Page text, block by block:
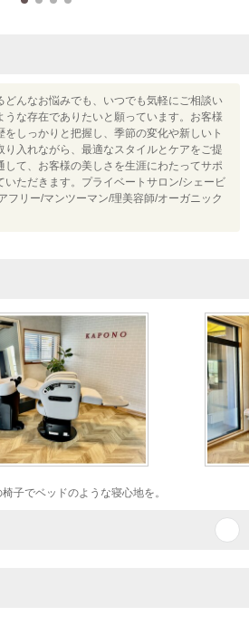
どんなお悩みでも、いつでも気軽にご相談い
うな存在でありたいと願っています。お客様
をしっかりと把握し、季節の変化や新しいト
り入れながら、最適なスタイルとケアをご提
して、お客様の美しさを生涯にわたってサポ
いただきます。プライベートサロン/シェービ
フリー/マンツーマン/理美容師/オーガニック
子でベッドのような寝心地を。